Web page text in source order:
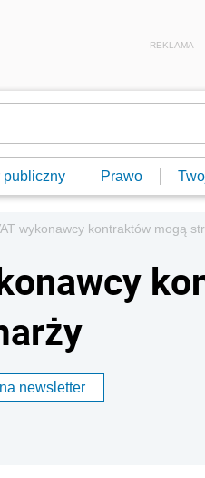
REKLAMA
publiczny Prawo
wykonawcy kontraktów mogą
newsletter